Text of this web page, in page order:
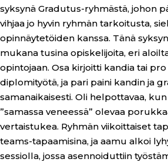
syksynä Gradutus-ryhmästä, johon
vihjaa jo hyvin ryhmän tarkoitusta,
opinnäytetöiden kanssa. Tänä
mukana tusina opiskelijoita, eri
opintojaan. Osa kirjoitti kandia tai
diplomityötä, ja pari paini kandin ja
samanaikaisesti. Oli helpottavaa,
”samassa veneessä” olevaa
vertaistukea. Ryhmän viikoittaiset
teams-tapaamisina, ja aamu alkoi
sessiolla, jossa asennoiduttiin